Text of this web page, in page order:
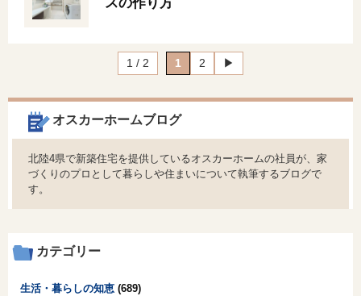
スの作り方
1 / 2 1 2 ▶︎
オスカーホームブログ
北陸4県で新築住宅を提供しているオスカーホームの社員が、家
づくりのプロとして暮らしや住まいについて執筆するブログで
す。
カテゴリー
生活・暮らしの知恵 (689)